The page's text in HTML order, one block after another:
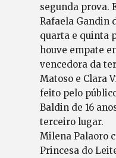
segunda prova.
Rafaela Gandin
quarta e quinta
houve empate
vencedora da
Matoso e Clara
feito pelo
Baldin de 16
terceiro lugar.
Milena Palaoro
Princesa do